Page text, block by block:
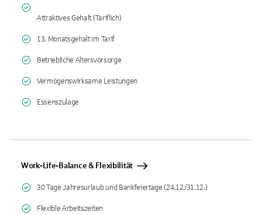
Attraktives Gehalt (Tariflich)
13. Monatsgehalt im Tarif
Betriebliche Altersvorsorge
Vermögenswirksame Leistungen
Essenszulage
Work-Life-Balance & Flexibilität
30 Tage Jahresurlaub und Bankfeiertage (24.12./31.12.)
Flexible Arbeitszeiten